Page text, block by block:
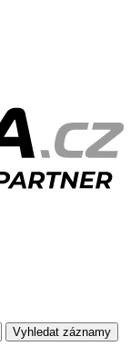
Vyhledat záznamy